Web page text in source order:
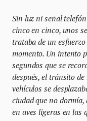
Sin luz ni señal
cinco en cinco, unos
trataba de un
momento. Un intento
segundos que se
después, el tránsito
vehículos se
ciudad que no
en aves ligeras en las